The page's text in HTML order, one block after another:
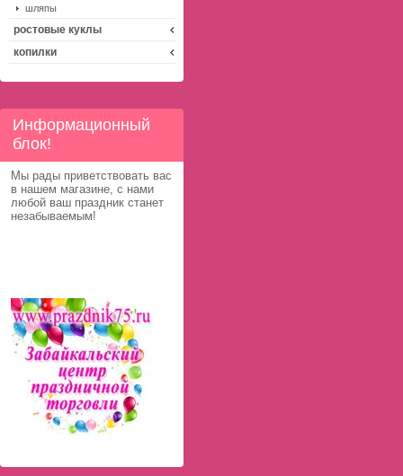
шляпы
ростовые куклы
копилки
Информационный
блок!
Мы рады приветствовать вас
в нашем магазине, с нами
любой ваш праздник станет
незабываемым!